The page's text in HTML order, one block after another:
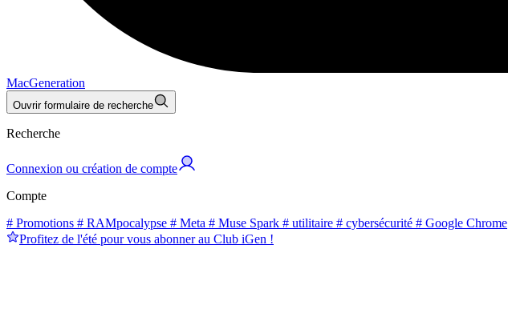
MacGeneration
Ouvrir formulaire de recherche
Recherche
Connexion ou création de compte
Compte
# Promotions # RAMpocalypse # Meta # Muse Spark # utilitaire # cybersécurité # Google Chrome
Profitez de l'été pour vous abonner au Club iGen !